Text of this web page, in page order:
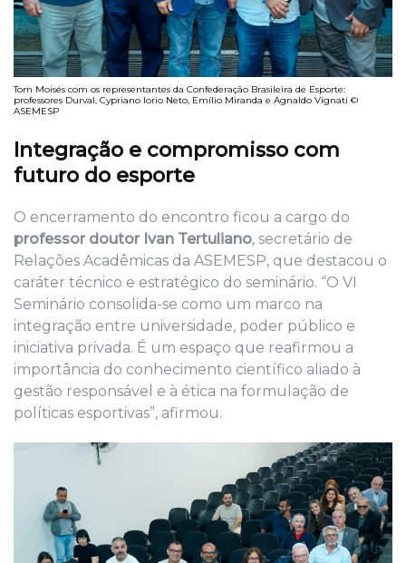
Tom Moisés com os representantes da Confederação Brasileira de Esporte:
professores Durval, Cypriano Iorio Neto, Emílio Miranda e Agnaldo Vignati ©
ASEMESP
Integração e compromisso com
futuro do esporte
O encerramento do encontro ficou a cargo do
professor doutor Ivan Tertuliano, secretário de
Relações Acadêmicas da ASEMESP, que destacou o
caráter técnico e estratégico do seminário. “O VI
Seminário consolida-se como um marco na
integração entre universidade, poder público e
iniciativa privada. É um espaço que reafirmou a
importância do conhecimento científico aliado à
gestão responsável e à ética na formulação de
políticas esportivas”, afirmou.